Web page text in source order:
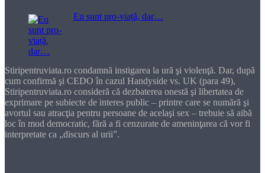
Eu sunt pro-viață, dar…
Stiripentruviata.ro condamnă instigarea la ură şi violenţă. Dar, după
cum confirmă şi CEDO în cazul Handyside vs. UK (para 49),
Stiripentruviata.ro consideră că dezbaterea onestă şi libertatea de
exprimare pe subiecte de interes public – printre care se numără şi
avortul sau atracţia pentru persoane de acelaşi sex – trebuie să aibă
loc în mod democratic, fără a fi cenzurate de ameninţarea că vor fi
interpretate ca „discurs al urii”.